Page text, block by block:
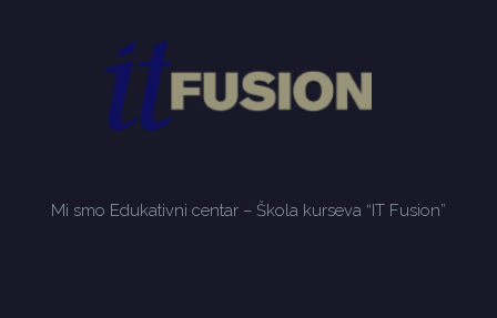
Mi smo Edukativni centar – Škola kurseva “IT Fusion”